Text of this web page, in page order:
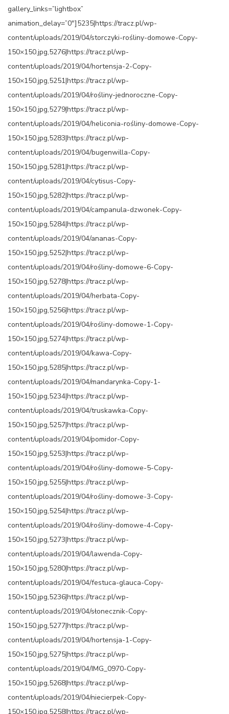
gallery_links=”lightbox”
animation_delay=”0″]5235|https://tracz.pl/wp-
content/uploads/2019/04/storczyki-rośliny-domowe-Copy-
150×150.jpg,5276|https://tracz.pl/wp-
content/uploads/2019/04/hortensja-2-Copy-
150×150.jpg,5251|https://tracz.pl/wp-
content/uploads/2019/04/rośliny-jednoroczne-Copy-
150×150.jpg,5279|https://tracz.pl/wp-
content/uploads/2019/04/heliconia-rośliny-domowe-Copy-
150×150.jpg,5283|https://tracz.pl/wp-
content/uploads/2019/04/bugenwilla-Copy-
150×150.jpg,5281|https://tracz.pl/wp-
content/uploads/2019/04/cytisus-Copy-
150×150.jpg,5282|https://tracz.pl/wp-
content/uploads/2019/04/campanula-dzwonek-Copy-
150×150.jpg,5284|https://tracz.pl/wp-
content/uploads/2019/04/ananas-Copy-
150×150.jpg,5252|https://tracz.pl/wp-
content/uploads/2019/04/rośliny-domowe-6-Copy-
150×150.jpg,5278|https://tracz.pl/wp-
content/uploads/2019/04/herbata-Copy-
150×150.jpg,5256|https://tracz.pl/wp-
content/uploads/2019/04/rośliny-domowe-1-Copy-
150×150.jpg,5274|https://tracz.pl/wp-
content/uploads/2019/04/kawa-Copy-
150×150.jpg,5285|https://tracz.pl/wp-
content/uploads/2019/04/mandarynka-Copy-1-
150×150.jpg,5234|https://tracz.pl/wp-
content/uploads/2019/04/truskawka-Copy-
150×150.jpg,5257|https://tracz.pl/wp-
content/uploads/2019/04/pomidor-Copy-
150×150.jpg,5253|https://tracz.pl/wp-
content/uploads/2019/04/rośliny-domowe-5-Copy-
150×150.jpg,5255|https://tracz.pl/wp-
content/uploads/2019/04/rośliny-domowe-3-Copy-
150×150.jpg,5254|https://tracz.pl/wp-
content/uploads/2019/04/rośliny-domowe-4-Copy-
150×150.jpg,5273|https://tracz.pl/wp-
content/uploads/2019/04/lawenda-Copy-
150×150.jpg,5280|https://tracz.pl/wp-
content/uploads/2019/04/festuca-glauca-Copy-
150×150.jpg,5236|https://tracz.pl/wp-
content/uploads/2019/04/słonecznik-Copy-
150×150.jpg,5277|https://tracz.pl/wp-
content/uploads/2019/04/hortensja-1-Copy-
150×150.jpg,5275|https://tracz.pl/wp-
content/uploads/2019/04/IMG_0970-Copy-
150×150.jpg,5268|https://tracz.pl/wp-
content/uploads/2019/04/niecierpek-Copy-
150×150.jpg,5258|https://tracz.pl/wp-